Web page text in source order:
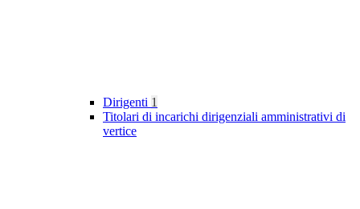
Dirigenti 1
Titolari di incarichi dirigenziali amministrativi di
vertice